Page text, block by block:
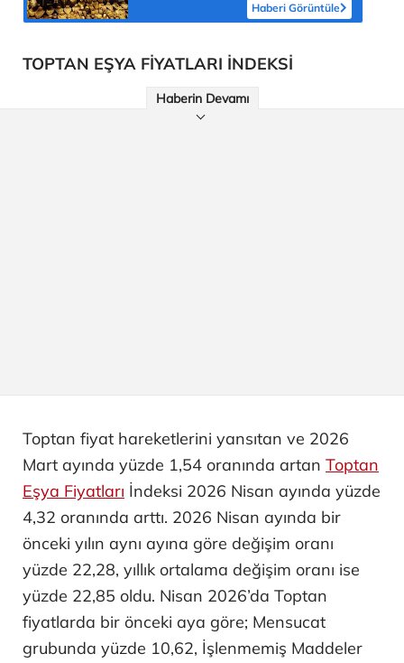
Haberi Görüntüle
TOPTAN EŞYA FİYATLARI İNDEKSİ
Haberin Devamı
Toptan fiyat hareketlerini yansıtan ve 2026
Mart ayında yüzde 1,54 oranında artan Toptan
Eşya Fiyatları İndeksi 2026 Nisan ayında yüzde
4,32 oranında arttı. 2026 Nisan ayında bir
önceki yılın aynı ayına göre değişim oranı
yüzde 22,28, yıllık ortalama değişim oranı ise
yüzde 22,85 oldu. Nisan 2026’da Toptan
fiyatlarda bir önceki aya göre; Mensucat
grubunda yüzde 10,62, İşlenmemiş Maddeler